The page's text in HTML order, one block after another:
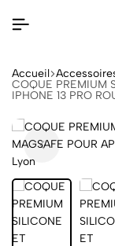
Accueil
COQUE PREMIUM
IPHONE 13 PRO